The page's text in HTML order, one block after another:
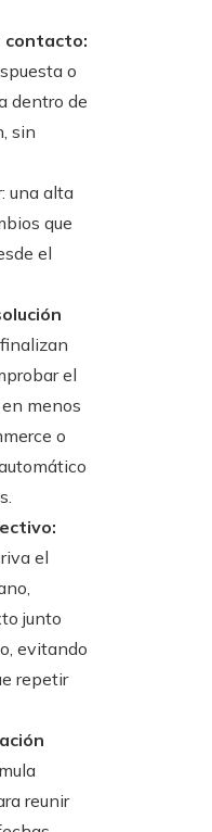
contacto:
o
dentro de
sin
una alta
que
el
el
menos
o
el
junto
evitando
repetir
reunir